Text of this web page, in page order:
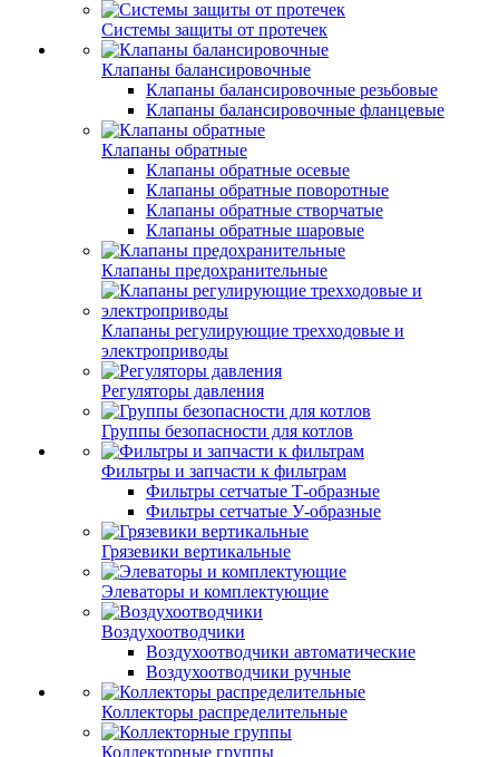
Системы защиты от протечек
Клапаны балансировочные
Клапаны балансировочные резьбовые
Клапаны балансировочные фланцевые
Клапаны обратные
Клапаны обратные осевые
Клапаны обратные поворотные
Клапаны обратные створчатые
Клапаны обратные шаровые
Клапаны предохранительные
Клапаны регулирующие трехходовые и
электроприводы
Регуляторы давления
Группы безопасности для котлов
Фильтры и запчасти к фильтрам
Фильтры сетчатые Т-образные
Фильтры сетчатые У-образные
Грязевики вертикальные
Элеваторы и комплектующие
Воздухоотводчики
Воздухоотводчики автоматические
Воздухоотводчики ручные
Коллекторы распределительные
Коллекторные группы